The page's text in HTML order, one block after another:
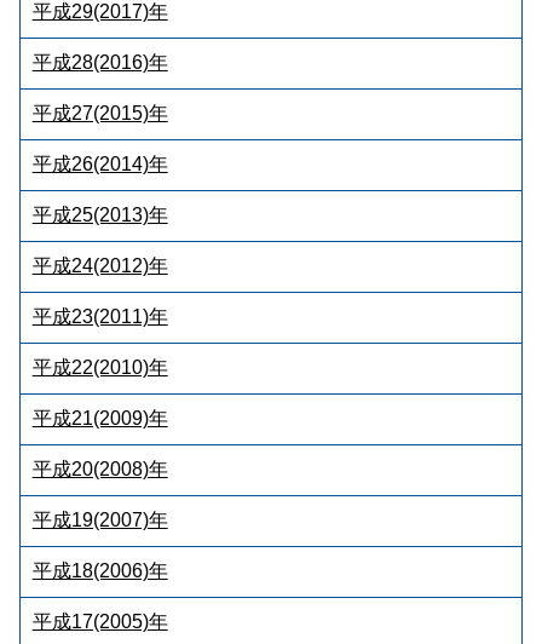
平成29(2017)年
平成28(2016)年
平成27(2015)年
平成26(2014)年
平成25(2013)年
平成24(2012)年
平成23(2011)年
平成22(2010)年
平成21(2009)年
平成20(2008)年
平成19(2007)年
平成18(2006)年
平成17(2005)年